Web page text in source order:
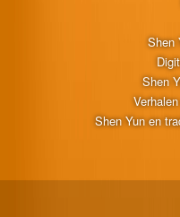
Shen
Shen
Shen Yun en